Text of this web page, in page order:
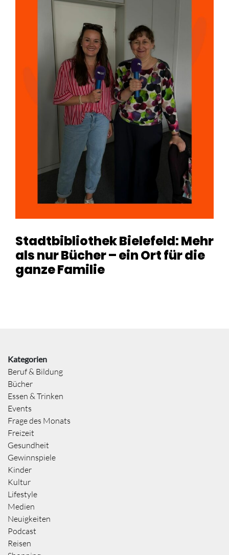
Stadtbibliothek Bielefeld: Mehr
als nur Bücher – ein Ort für die
ganze Familie
Kategorien
Beruf & Bildung
Bücher
Essen & Trinken
Events
Frage des Monats
Freizeit
Gesundheit
Gewinnspiele
Kinder
Kultur
Lifestyle
Medien
Neuigkeiten
Podcast
Reisen